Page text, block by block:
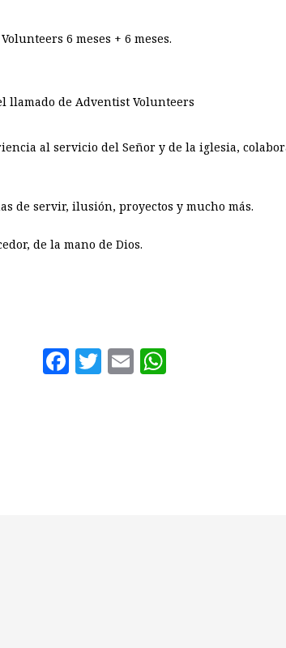
6 meses + 6 meses.
llamado de Adventist Volunteers
al servicio del Señor y de la iglesia,
de servir, ilusión, proyectos y mucho más.
de la mano de Dios.
Facebook
Twitter
Email